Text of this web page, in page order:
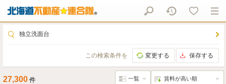
独立洗面台
この検索条件を 変更する 保存する
27,300 件